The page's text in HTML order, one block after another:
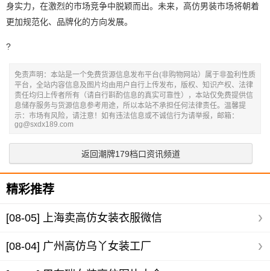
身实力，在激烈的市场竞争中脱颖而出。未来，高仿男装市场将朝着
更加规范化、品牌化的方向发展。
?
免责声明：本站是一个免费货源信息发布平台(非购物网站）属于非盈利性质
平台，全站内容信息及图片均由用户自行上传发布，版权、知识产权、法律
责任均归上传者所有（请自行斟酌信息的真实可靠性），本站仅免费提供信
息储存服务与货源信息参考用途，所以本站不承担任何法律责任。温馨提
示：市场有风险，请注意！如有违法信息或不诚信行为请举报，邮箱：
gg@sxdx189.com
返回潮牌179档口资讯频道
精彩推荐
[08-05] 上海卖高仿女装衣服微信
[08-04] 广州高仿乌丫女装工厂